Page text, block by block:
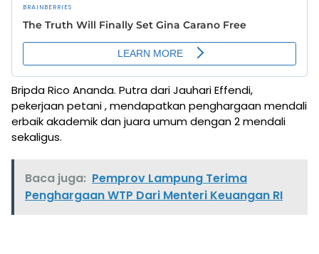
Bripda Rico Ananda. Putra dari Jauhari Effendi,
pekerjaan petani , mendapatkan penghargaan mendali
erbaik akademik dan juara umum dengan 2 mendali
sekaligus.
Baca juga: Pemprov Lampung Terima
Penghargaan WTP Dari Menteri Keuangan RI